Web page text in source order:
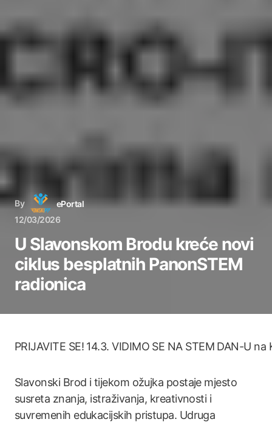
By
ePortal
12/03/2026
U Slavonskom Brodu kreće novi
ciklus besplatnih PanonSTEM
radionica
PRIJAVITE SE! 14.3. VIDIMO SE NA STEM DAN-U
Slavonski Brod i tijekom ožujka postaje mjesto
susreta znanja, istraživanja, kreativnosti i
suvremenih edukacijskih pristupa. Udruga